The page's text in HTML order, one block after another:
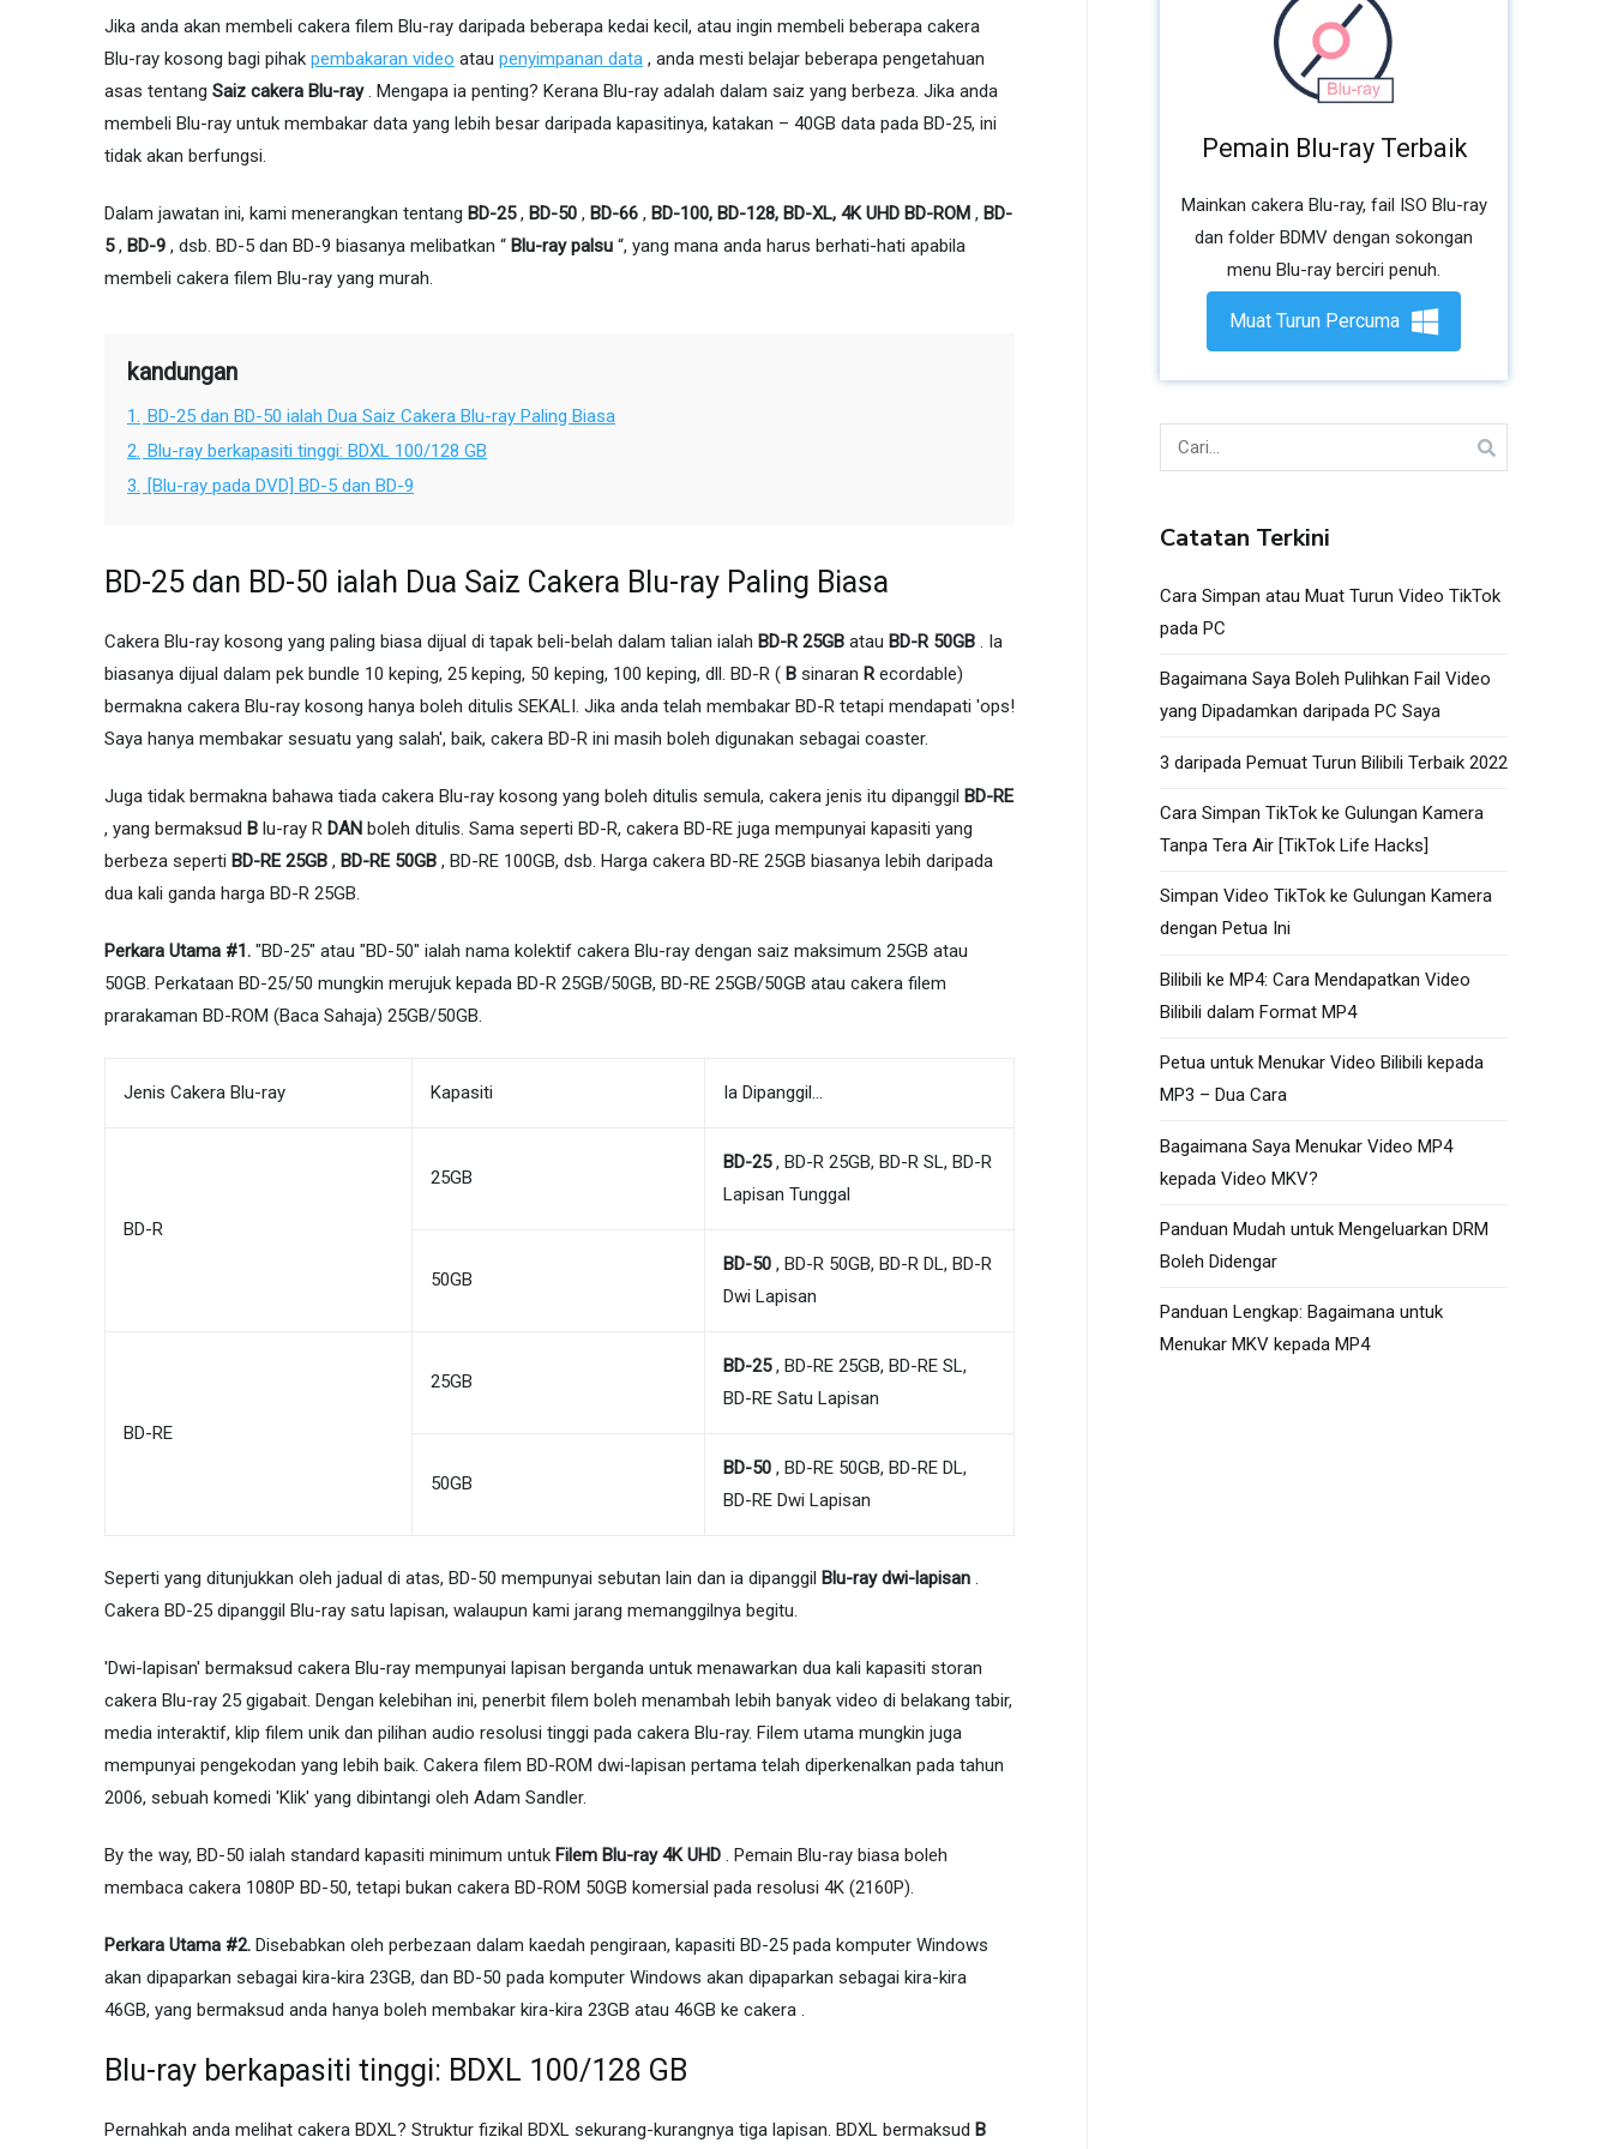
Jika anda akan membeli cakera filem Blu-ray daripada beberapa kedai kecil, atau ingin membeli beberapa cakera
Blu-ray kosong bagi pihak pembakaran video atau penyimpanan data , anda mesti belajar beberapa pengetahuan
asas tentang Saiz cakera Blu-ray. Mengapa ia penting? Kerana Blu-ray adalah dalam saiz yang berbeza. Jika anda
membeli Blu-ray untuk membakar data yang lebih besar daripada kapasitinya, katakan – 40GB data pada BD-25, ini
tidak akan berfungsi.
Dalam jawatan ini, kami menerangkan tentang BD-25, BD-50 , BD-66 , BD-100, BD-128, BD-XL, 4K UHD BD-ROM , BD-
5, BD-9 , dsb. BD-5 dan BD-9 biasanya melibatkan “ Blu-ray palsu “, yang mana anda harus berhati-hati apabila
membeli cakera filem Blu-ray yang murah.
kandungan
1.
BD-25 dan BD-50 ialah Dua Saiz Cakera Blu-ray Paling Biasa
2. Blu-ray berkapasiti tinggi: BDXL 100/128 GB
3.
[Blu-ray pada DVD] BD-5 dan BD-9
BD-25 dan BD-50 ialah Dua Saiz Cakera Blu-ray Paling Biasa
Cakera Blu-ray kosong yang paling biasa dijual di tapak beli-belah dalam talian ialah BD-R 25GB atau BD-R 50GB . Ia
biasanya dijual dalam pek bundle 10 keping, 25 keping, 50 keping, 100 keping, dll. BD-R ( B sinaran R ecordable)
bermakna cakera Blu-ray kosong hanya boleh ditulis SEKALI. Jika anda telah membakar BD-R tetapi mendapati 'ops!
Saya hanya membakar sesuatu yang salah', baik, cakera BD-R ini masih boleh digunakan sebagai coaster.
Juga tidak bermakna bahawa tiada cakera Blu-ray kosong yang boleh ditulis semula, cakera jenis itu dipanggil BD-RE
, yang bermaksud B lu-ray R DAN boleh ditulis. Sama seperti BD-R, cakera BD-RE juga mempunyai kapasiti yang
berbeza seperti BD-RE 25GB , BD-RE 50GB , BD-RE 100GB, dsb. Harga cakera BD-RE 25GB biasanya lebih daripada
dua kali ganda harga BD-R 25GB.
Perkara Utama #1. "BD-25" atau "BD-50" ialah nama kolektif cakera Blu-ray dengan saiz maksimum 25GB atau
50GB. Perkataan BD-25/50 mungkin merujuk kepada BD-R 25GB/50GB, BD-RE 25GB/50GB atau cakera filem
prarakaman BD-ROM (Baca Sahaja) 25GB/50GB.
Jenis Cakera Blu-ray Kapasiti Ia Dipanggil…
BD-R
25GB
BD-25, BD-R 25GB, BD-R SL, BD-R
Lapisan Tunggal
50GB
BD-50 , BD-R 50GB, BD-R DL, BD-R
Dwi Lapisan
BD-RE
25GB
BD-25, BD-RE 25GB, BD-RE SL,
BD-RE Satu Lapisan
50GB
BD-50 , BD-RE 50GB, BD-RE DL,
BD-RE Dwi Lapisan
Seperti yang ditunjukkan oleh jadual di atas, BD-50 mempunyai sebutan lain dan ia dipanggil Blu-ray dwi-lapisan .
Cakera BD-25 dipanggil Blu-ray satu lapisan, walaupun kami jarang memanggilnya begitu.
'Dwi-lapisan' bermaksud cakera Blu-ray mempunyai lapisan berganda untuk menawarkan dua kali kapasiti storan
cakera Blu-ray 25 gigabait. Dengan kelebihan ini, penerbit filem boleh menambah lebih banyak video di belakang tabir,
media interaktif, klip filem unik dan pilihan audio resolusi tinggi pada cakera Blu-ray. Filem utama mungkin juga
mempunyai pengekodan yang lebih baik. Cakera filem BD-ROM dwi-lapisan pertama telah diperkenalkan pada tahun
2006, sebuah komedi 'Klik' yang dibintangi oleh Adam Sandler.
By the way, BD-50 ialah standard kapasiti minimum untuk Filem Blu-ray 4K UHD . Pemain Blu-ray biasa boleh
membaca cakera 1080P BD-50, tetapi bukan cakera BD-ROM 50GB komersial pada resolusi 4K (2160P).
Perkara Utama #2. Disebabkan oleh perbezaan dalam kaedah pengiraan, kapasiti BD-25 pada komputer Windows
akan dipaparkan sebagai kira-kira 23GB, dan BD-50 pada komputer Windows akan dipaparkan sebagai kira-kira
46GB, yang bermaksud anda hanya boleh membakar kira-kira 23GB atau 46GB ke cakera .
Blu-ray berkapasiti tinggi: BDXL 100/128 GB
Pernahkah anda melihat cakera BDXL? Struktur fizikal BDXL sekurang-kurangnya tiga lapisan. BDXL bermaksud B
Pemain Blu-ray Terbaik
Mainkan cakera Blu-ray, fail ISO Blu-ray
dan folder BDMV dengan sokongan
menu Blu-ray berciri penuh.
Muat Turun Percuma
Cari
untuk:
Catatan Terkini
Cara Simpan atau Muat Turun Video TikTok
pada PC
Bagaimana Saya Boleh Pulihkan Fail Video
yang Dipadamkan daripada PC Saya
3 daripada Pemuat Turun Bilibili Terbaik 2022
Cara Simpan TikTok ke Gulungan Kamera
Tanpa Tera Air [TikTok Life Hacks]
Simpan Video TikTok ke Gulungan Kamera
dengan Petua Ini
Bilibili ke MP4: Cara Mendapatkan Video
Bilibili dalam Format MP4
Petua untuk Menukar Video Bilibili kepada
MP3 – Dua Cara
Bagaimana Saya Menukar Video MP4
kepada Video MKV?
Panduan Mudah untuk Mengeluarkan DRM
Boleh Didengar
Panduan Lengkap: Bagaimana untuk
Menukar MKV kepada MP4